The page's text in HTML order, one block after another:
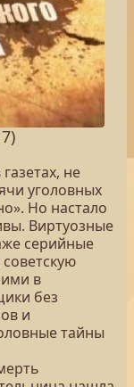
не
уголовных
Но настало
Виртуозные
серийные
в
без
и
тайны